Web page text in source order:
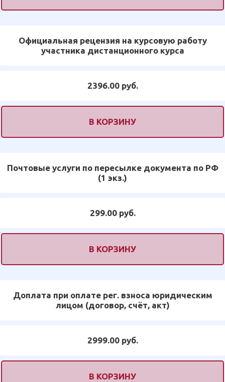
Официальная рецензия на курсовую работу
участника дистанционного курса
2396.00 руб.
В КОРЗИНУ
Почтовые услуги по пересылке документа по РФ
(1 экз.)
299.00 руб.
В КОРЗИНУ
Доплата при оплате рег. взноса юридическим
лицом (договор, счёт, акт)
2999.00 руб.
В КОРЗИНУ